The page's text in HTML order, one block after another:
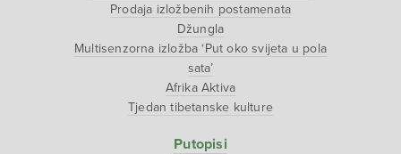
Prodaja izložbenih postamenata
Džungla
Multisenzorna izložba ‘Put oko svijeta u pola
sata’
Afrika Aktiva
Tjedan tibetanske kulture
Putopisi